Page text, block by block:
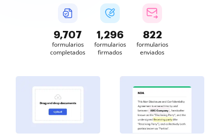
9,708
formularios
completados
1,296
formularios
firmados
822
formularios
enviados